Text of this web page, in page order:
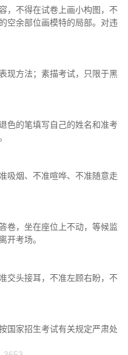
，不得在试卷上画小构图，不
空余部位画模特的局部。对违
现方法；素描考试，只限于黑
色的笔填写自己的姓名和准考
吸烟、不准喧哗、不准随意走
卷，坐在座位上不动，等候监
开考场。
交头接耳，不准左顾右盼，不
国家招生考试有关规定严肃处